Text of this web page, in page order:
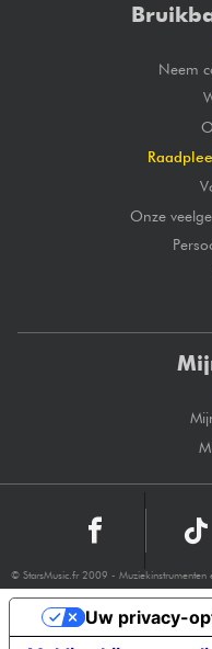
Neem
Onze
© StarsMusic.fr 2009 - Muziekinstrumenten
Uw privacy-